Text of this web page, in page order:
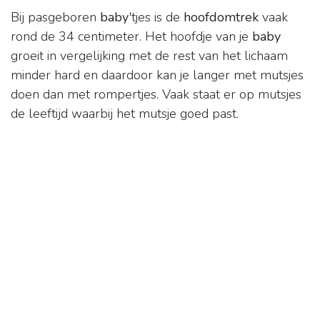
Bij pasgeboren baby'tjes is de hoofdomtrek vaak
rond de 34 centimeter. Het hoofdje van je baby
groeit in vergelijking met de rest van het lichaam
minder hard en daardoor kan je langer met mutsjes
doen dan met rompertjes. Vaak staat er op mutsjes
de leeftijd waarbij het mutsje goed past.